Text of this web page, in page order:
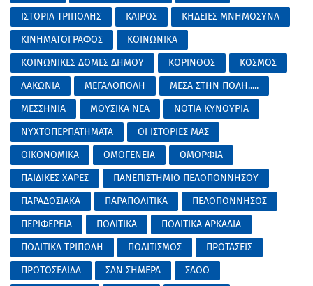
ΙΣΤΟΡΙΑ ΤΡΙΠΟΛΗΣ
ΚΑΙΡΟΣ
ΚΗΔΕΙΕΣ ΜΝΗΜΟΣΥΝΑ
ΚΙΝΗΜΑΤΟΓΡΑΦΟΣ
ΚΟΙΝΩΝΙΚΑ
ΚΟΙΝΩΝΙΚΕΣ ΔΟΜΕΣ ΔΗΜΟΥ
ΚΟΡΙΝΘΟΣ
ΚΟΣΜΟΣ
ΛΑΚΩΝΙΑ
ΜΕΓΑΛΟΠΟΛΗ
ΜΕΣΑ ΣΤΗΝ ΠΟΛΗ.....
ΜΕΣΣΗΝΙΑ
ΜΟΥΣΙΚΑ ΝΕΑ
ΝΟΤΙΑ ΚΥΝΟΥΡΙΑ
ΝΥΧΤΟΠΕΡΠΑΤΗΜΑΤΑ
ΟΙ ΙΣΤΟΡΙΕΣ ΜΑΣ
ΟΙΚΟΝΟΜΙΚΑ
ΟΜΟΓΕΝΕΙΑ
ΟΜΟΡΦΙΑ
ΠΑΙΔΙΚΕΣ ΧΑΡΕΣ
ΠΑΝΕΠΙΣΤΗΜΙΟ ΠΕΛΟΠΟΝΝΗΣΟΥ
ΠΑΡΑΔΟΣΙΑΚΑ
ΠΑΡΑΠΟΛΙΤΙΚΑ
ΠΕΛΟΠΟΝΝΗΣΟΣ
ΠΕΡΙΦΕΡΕΙΑ
ΠΟΛΙΤΙΚΑ
ΠΟΛΙΤΙΚΑ ΑΡΚΑΔΙΑ
ΠΟΛΙΤΙΚΑ ΤΡΙΠΟΛΗ
ΠΟΛΙΤΙΣΜΟΣ
ΠΡΟΤΑΣΕΙΣ
ΠΡΩΤΟΣΕΛΙΔΑ
ΣΑΝ ΣΗΜΕΡΑ
ΣΑΟΟ